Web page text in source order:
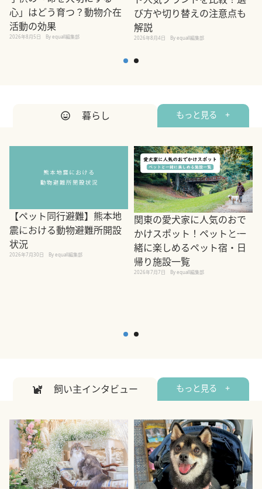
心」はどう育つ？動物介在
活動の効果
2026年8月5日 By equall編集部
び方や切り替えの注意点も
解説
2026年8月4日 By equall編集部
暮らし もっと見る +
【ペット同行避難】熊本地
震における動物避難所開設
状況
2026年7月30日 By equall編集部
関東の愛犬家に人気のおで
かけスポット！ペットと一
緒に楽しめるペット宿・日
帰り施設一覧
2026年7月7日 By equall編集部
飼い主インタビュー もっと見る +